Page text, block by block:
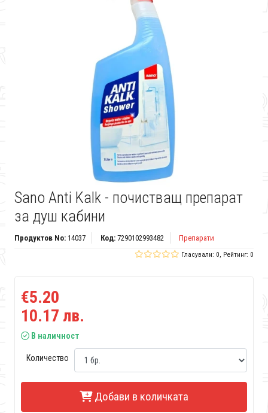
Sano Anti Kalk - почистващ препарат
за душ кабини
Продуктов No:14037 Код:7290102993482 Препарати
Гласували: 0, Рейтинг: 0
€5.20
10.17 лв.
В наличност
Количество
Добави в количката